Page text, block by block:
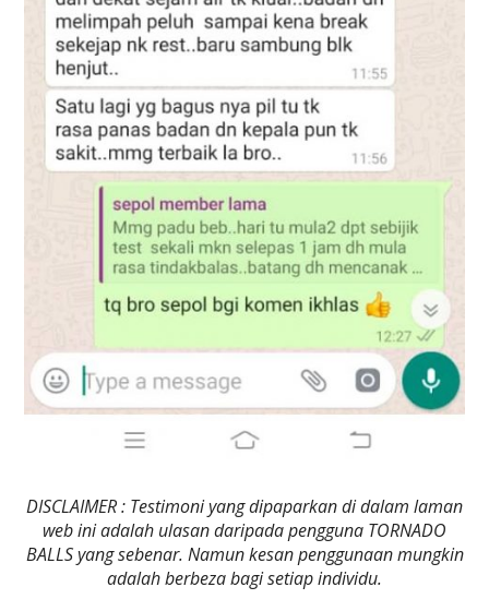
DISCLAIMER : Testimoni yang dipaparkan di dalam laman
web ini adalah ulasan daripada pengguna TORNADO
BALLS yang sebenar. Namun kesan penggunaan mungkin
adalah berbeza bagi setiap individu.